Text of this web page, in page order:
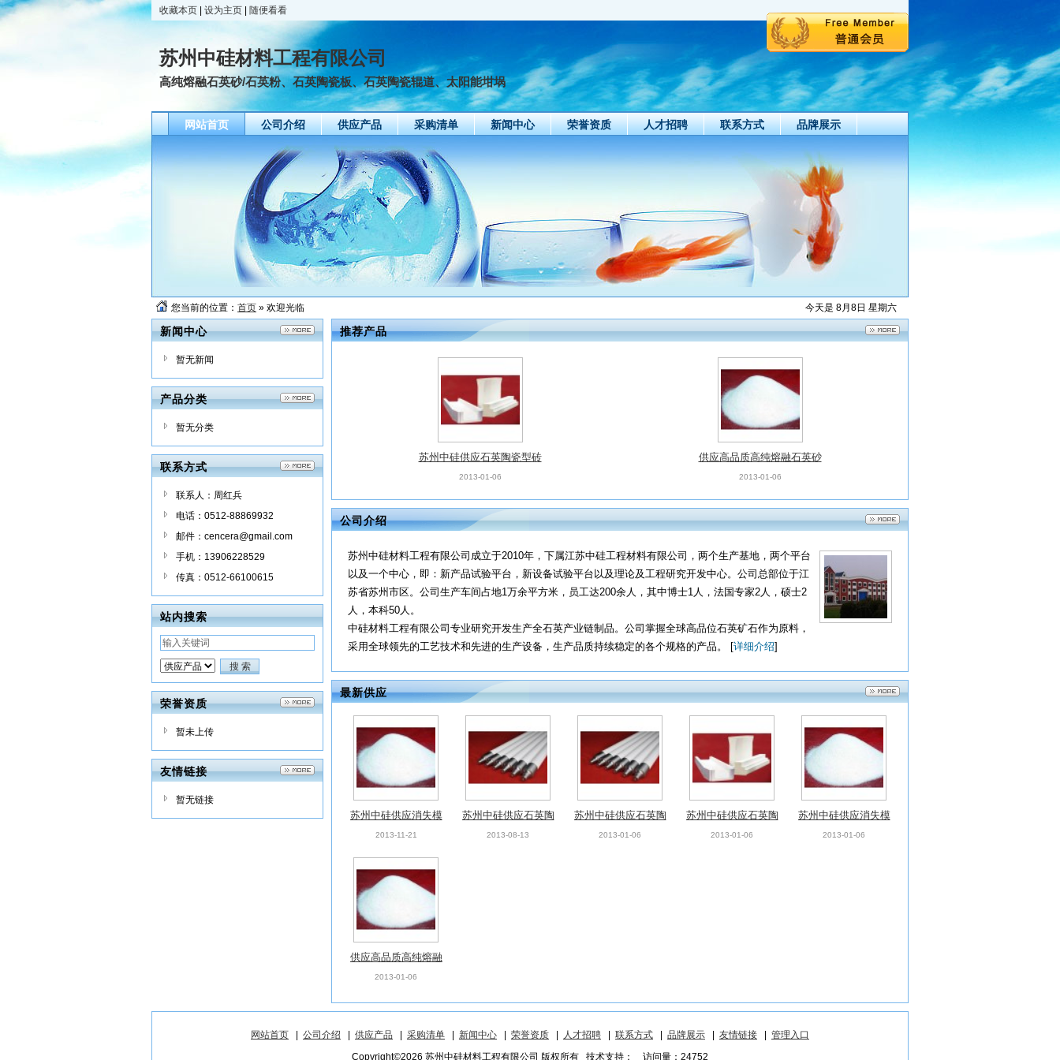
收藏本页 设为主页 随便看看
苏州中硅材料工程有限公司
高纯熔融石英砂/石英粉、石英陶瓷板、石英陶瓷辊道、太阳能坩埚
网站首页 公司介绍 供应产品 采购清单 新闻中心 荣誉资质 人才招聘 联系方式
品牌展示
今天是 8月8日 星期六
您当前的位置： 首页 » 欢迎光临
新闻中心
暂无新闻
产品分类
暂无分类
联系方式
联系人：周红兵
电话：0512-88869932
邮件：cencera@gmail.com
手机：13906228529
传真：0512-66100615
站内搜索
荣誉资质
暂未上传
友情链接
暂无链接
推荐产品 2013-01-06
供应高品质高纯熔融石英砂
2013-01-06
苏州中硅供应石英陶瓷型砖
2013-01-06
供应高品质高纯熔融石英砂
2013-01-06
公司介绍
苏州中硅材料工程有限公司成立于2010年，下属江苏中硅工程材料有限公司，两个生产基地，两个平台
以及一个中心，即：新产品试验平台，新设备试验平台以及理论及工程研究开发中心。公司总部位于江
苏省苏州市区。公司生产车间占地1万余平方米，员工达200余人，其中博士1人，法国专家2人，硕士2
人，本科50人。
中硅材料工程有限公司专业研究开发生产全石英产业链制品。公司掌握全球高品位石英矿石作为原料，
采用全球领先的工艺技术和先进的生产设备，生产品质持续稳定的各个规格的产品。 [详细介绍]
最新供应
苏州中硅供应消失模
铸造专用石英砂
2013-11-21
苏州中硅供应石英陶
瓷辊道
2013-08-13
苏州中硅供应石英陶
瓷辊道
2013-01-06
苏州中硅供应石英陶
瓷型砖
2013-01-06
苏州中硅供应消失模
铸造专用石英砂
2013-01-06
供应高品质高纯熔融
石英砂
2013-01-06
网站首页 公司介绍 供应产品 采购清单 新闻中心 荣誉资质 人才招聘 联系方式 品牌展示 友情链接
管理入口
Copyright©2026 苏州中硅材料工程有限公司 版权所有 技术支持：
访问量：24752